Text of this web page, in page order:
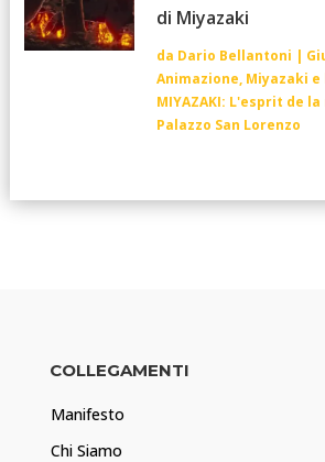
di Miyazaki
da Dario Bellantoni |
Animazione, Miyazaki e
MIYAZAKI: L'esprit de
Palazzo San Lorenzo
COLLEGAMENTI
Manifesto
Chi Siamo